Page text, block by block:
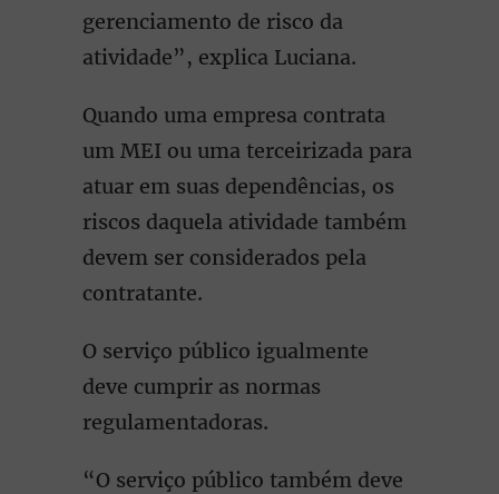
gerenciamento de risco da
atividade”, explica Luciana.
Quando uma empresa contrata
um MEI ou uma terceirizada para
atuar em suas dependências, os
riscos daquela atividade também
devem ser considerados pela
contratante.
O serviço público igualmente
deve cumprir as normas
regulamentadoras.
“O serviço público também deve